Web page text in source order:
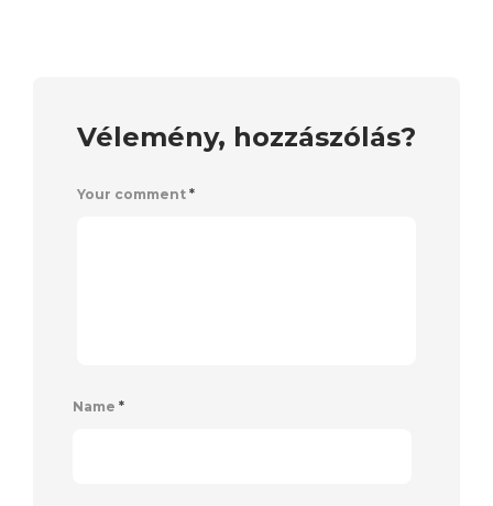
Vélemény, hozzászólás?
Your comment *
Name *